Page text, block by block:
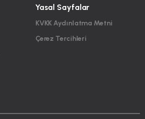
Yasal Sayfalar
KVKK Aydınlatma Metni
Çerez Tercihleri